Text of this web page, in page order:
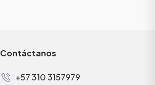
Contáctanos
+57 310 3157979